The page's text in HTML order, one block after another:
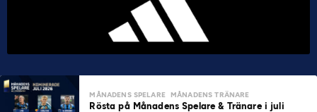
MÅNADENS SPELARE MÅNADENS TRÄNARE
Rösta på Månadens Spelare & Tränare i juli